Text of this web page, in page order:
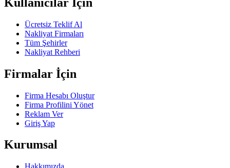
Ücretsiz Teklif Al
Nakliyat Firmaları
Tüm Şehirler
Nakliyat Rehberi
Firmalar İçin
Firma Hesabı Oluştur
Firma Profilini Yönet
Reklam Ver
Giriş Yap
Kurumsal